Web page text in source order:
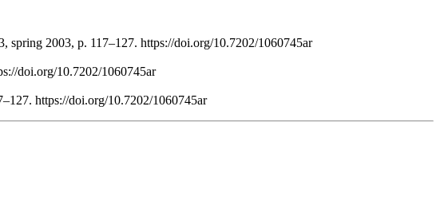
spring 2003, p. 117–127. https://doi.org/10.7202/1060745ar
doi.org/10.7202/1060745ar
https://doi.org/10.7202/1060745ar